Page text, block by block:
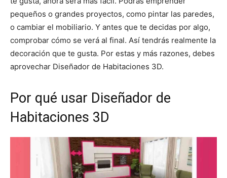
pequeños o grandes proyectos, como pintar las paredes,
o cambiar el mobiliario. Y antes que te decidas por algo,
comprobar cómo se verá al final. Así tendrás realmente la
decoración que te gusta. Por estas y más razones, debes
aprovechar Diseñador de Habitaciones 3D.
Por qué usar Diseñador de
Habitaciones 3D